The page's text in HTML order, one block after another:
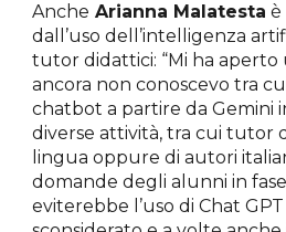
Anche Arianna Malatesta è
dall’uso dell’intelligenza
tutor didattici: “Mi ha
ancora non conoscevo tra
chatbot a partire da Gemini
diverse attività, tra cui tutor
lingua oppure di autori
domande degli alunni in
eviterebbe l’uso di Chat